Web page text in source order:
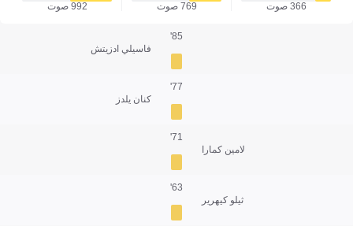
366 صوت
769 صوت
992 صوت
فاسيلي ادزيتش
85'
كنان يلدز
77'
لامين كمارا
71'
ثيلو كيهرير
63'